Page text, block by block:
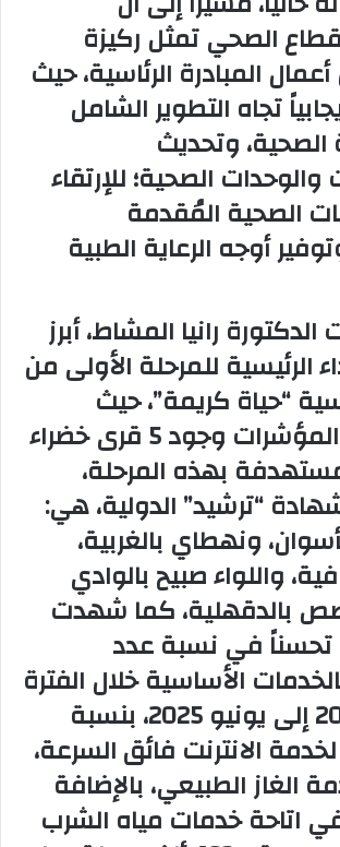
الصحي تمثل ركيزة
المبادرة الرئاسية، حيث
تجاه التطوير الشامل
الصحية، وتحديث
الصحية؛ للإرتقاء
الصحية المُقدمة
أوجه الرعاية الطبية
رانيا المشاط، أبرز
الرئيسية للمرحلة الأولى من
“حياة كريمة”، حيث
تضمنت تلك المؤشرات وجود 5 قرى خضراء
بهذه المرحلة،
“ترشيد” الدولية، هي:
ونهطاي بالغربية،
واللواء صبيح بالوادي
بالدقهلية، كما شهدت
تحسناً في نسبة عدد
الأساسية خلال الفترة
من يوليو 2021 إلى يونيو 2025، بنسبة
55% لخدمة الانترنت فائق السرعة،
الغاز الطبيعي، بالإضافة
اتاحة خدمات مياه الشرب